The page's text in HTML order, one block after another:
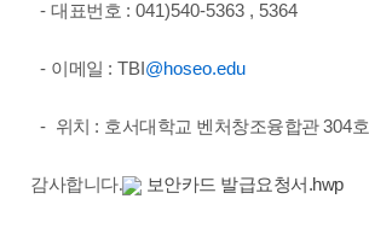
- 대표번호 : 041)540-5363 , 5364
- 이메일 : TBI @hoseo.edu
- 위치 : 호서대학교 벤처창조융합관304호
감사합니다. 보안카드 발급요청서.hwp